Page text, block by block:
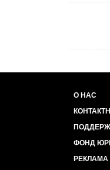
О НАС
ФОНД
РЕКЛАМА